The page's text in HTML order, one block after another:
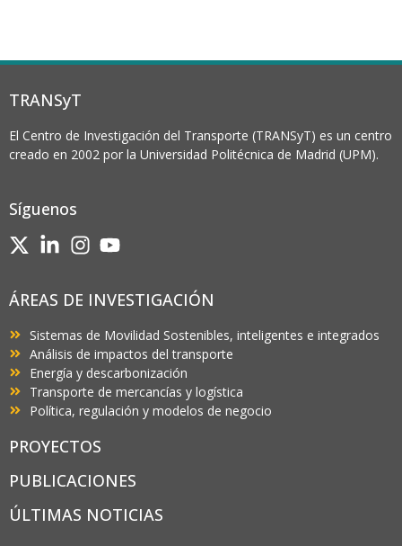
TRANSyT
El Centro de Investigación del Transporte (TRANSyT) es un centro
creado en 2002 por la Universidad Politécnica de Madrid (UPM).
Síguenos
ÁREAS DE INVESTIGACIÓN
Sistemas de Movilidad Sostenibles, inteligentes e integrados
Análisis de impactos del transporte
Energía y descarbonización
Transporte de mercancías y logística
Política, regulación y modelos de negocio
PROYECTOS
PUBLICACIONES
ÚLTIMAS NOTICIAS